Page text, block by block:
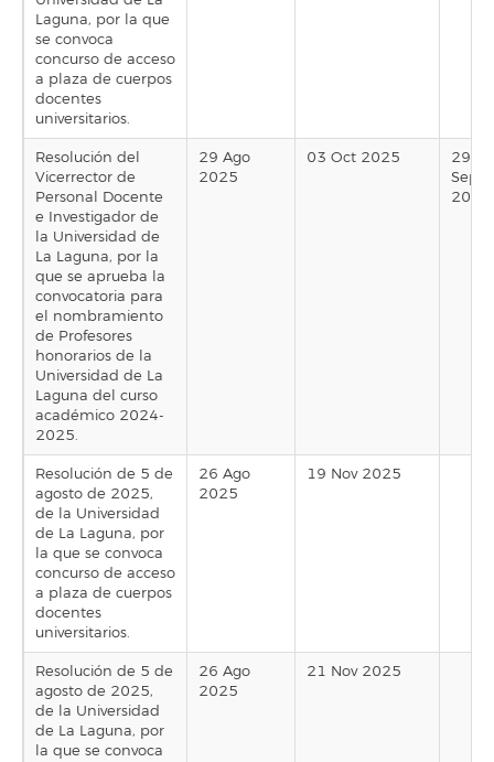
Laguna, por la que
se convoca
concurso de acceso
a plaza de cuerpos
docentes
universitarios.
Resolución del
Vicerrector de
Personal Docente
e Investigador de
la Universidad de
La Laguna, por la
que se aprueba la
convocatoria para
el nombramiento
de Profesores
honorarios de la
Universidad de La
Laguna del curso
académico 2024-
2025.
29 Ago
2025
03 Oct 2025
29
Sep
2025
Resolución de 5 de
agosto de 2025,
de la Universidad
de La Laguna, por
la que se convoca
concurso de acceso
a plaza de cuerpos
docentes
universitarios.
26 Ago
2025
19 Nov 2025
Resolución de 5 de
agosto de 2025,
de la Universidad
de La Laguna, por
la que se convoca
26 Ago
2025
21 Nov 2025